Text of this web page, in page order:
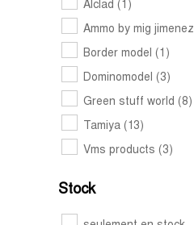
Alclad (1)
Ammo by mig jimenez
Border model (1)
Dominomodel (3)
Green stuff world (8)
Tamiya (13)
Vms products (3)
Stock